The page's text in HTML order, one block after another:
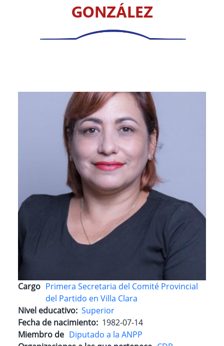
GONZÁLEZ
Cargo Primera Secretaria del Comité Provincial
del Partido en Villa Clara
Nivel educativo Superior
Fecha de nacimiento 1982-07-14
Miembro de Diputado a la ANPP